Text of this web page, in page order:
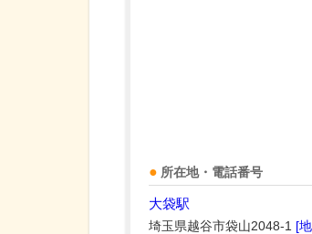
所在地・電話番号
大袋駅
埼玉県越谷市袋山2048-1 [